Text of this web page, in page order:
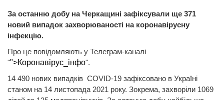
За останню добу на Черкащині зафіксували ще 371
новий випадок захворюваності на коронавірусну
інфекцію.
Про це повідомляють у Телеграм-каналі
"">Коронавірус_інфо".
14 490 нових випадків COVID-19 зафіксовано в Україні
станом на 14 листопада 2021 року. Зокрема, захворіли 1069